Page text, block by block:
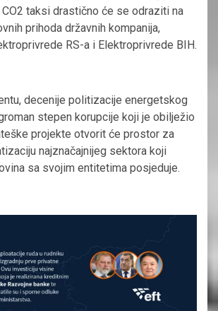
taksi drastično će se odraziti na
prihoda državnih kompanija,
RS-a i Elektroprivrede BIH.
decenije politizacije energetskog
stepen korupcije koji je obilježio
projekte otvorit će prostor za
najznačajnijeg sektora koji
sa svojim entitetima posjeduje.